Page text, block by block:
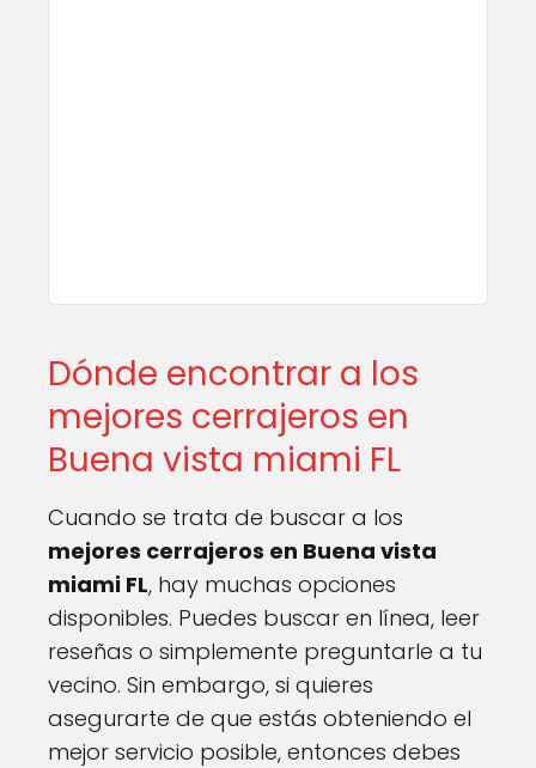
Dónde encontrar a los
mejores cerrajeros en
Buena vista miami FL
Cuando se trata de buscar a los
mejores cerrajeros en Buena vista
miami FL, hay muchas opciones
disponibles. Puedes buscar en línea, leer
reseñas o simplemente preguntarle a tu
vecino. Sin embargo, si quieres
asegurarte de que estás obteniendo el
mejor servicio posible, entonces debes